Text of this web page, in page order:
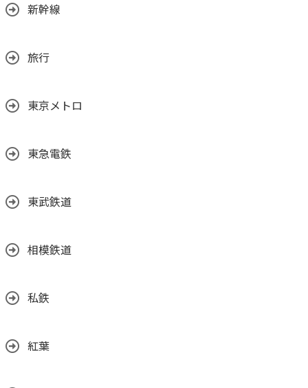
新幹線
旅行
東京メトロ
東急電鉄
東武鉄道
相模鉄道
私鉄
紅葉